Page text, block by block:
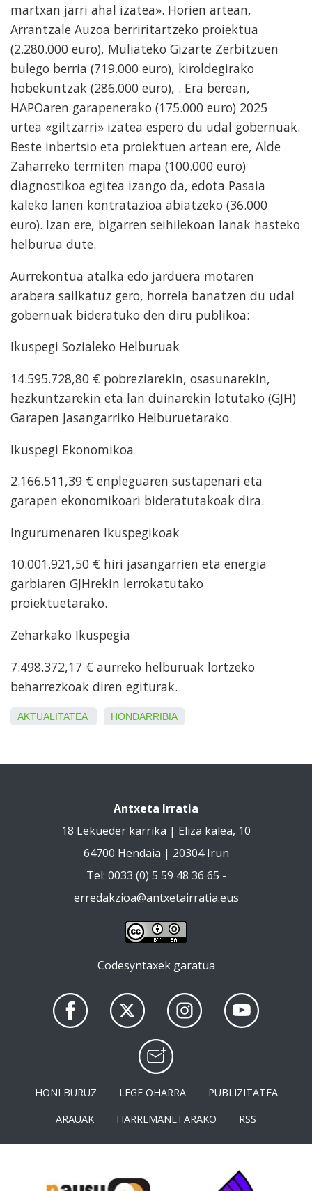
martxan jarri ahal izatea». Horien artean,
Arrantzale Auzoa berriritartzeko proiektua
(2.280.000 euro), Muliateko Gizarte Zerbitzuen
bulego berria (719.000 euro), kiroldegirako
hobekuntzak (286.000 euro), . Era berean,
HAPOaren garapenerako (175.000 euro) 2025
urtea «giltzarri» izatea espero du udal gobernuak.
Beste inbertsio eta proiektuen artean ere, Alde
Zaharreko termiten mapa (100.000 euro)
diagnostikoa egitea izango da, edota Pasaia
kaleko lanen kontratazioa abiatzeko (36.000
euro). Izan ere, bigarren seihilekoan lanak hasteko
helburua dute.
Aurrekontua atalka edo jarduera motaren
arabera sailkatuz gero, horrela banatzen du udal
gobernuak bideratuko den diru publikoa:
Ikuspegi Sozialeko Helburuak
14.595.728,80 € pobreziarekin, osasunarekin,
hezkuntzarekin eta lan duinarekin lotutako (GJH)
Garapen Jasangarriko Helburuetarako.
Ikuspegi Ekonomikoa
2.166.511,39 € enpleguaren sustapenari eta
garapen ekonomikoari bideratutakoak dira.
Ingurumenaren Ikuspegikoak
10.001.921,50 € hiri jasangarrien eta energia
garbiaren GJHrekin lerrokatutako
proiektuetarako.
Zeharkako Ikuspegia
7.498.372,17 € aurreko helburuak lortzeko
beharrezkoak diren egiturak.
AKTUALITATEA HONDARRIBIA
Antxeta Irratia
18 Lekueder karrika | Eliza kalea, 10
64700 Hendaia | 20304 Irun
Tel: 0033 (0) 5 59 48 36 65 -
erredakzioa@antxetairratia.eus
Codesyntaxek garatua
HONI BURUZ LEGE OHARRA
PUBLIZITATEA
ARAUAK
HARREMANETARAKO RSS